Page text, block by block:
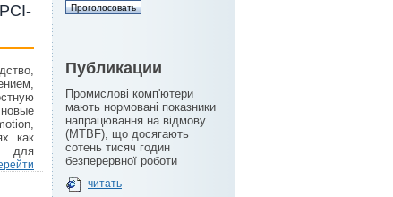
как
для
Публикации
Промислові комп'ютери
мають нормовані показники
напрацювання на відмову
(MTBF), що досягають
сотень тисяч годин
безперервної роботи
читать